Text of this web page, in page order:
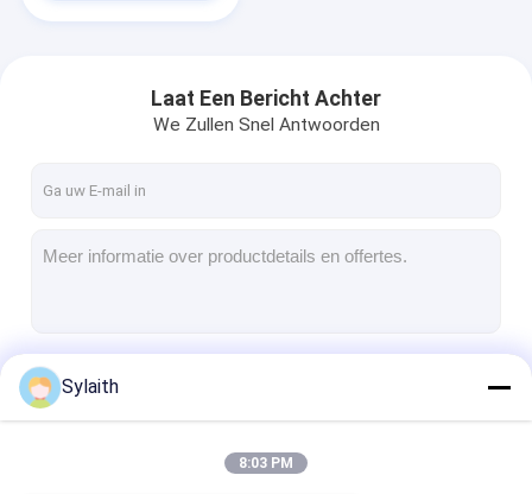
Laat Een Bericht Achter
We Zullen Snel Antwoorden
Sylaith
8:03 PM